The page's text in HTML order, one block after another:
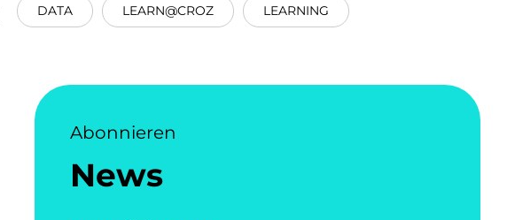
DATA LEARN@CROZ LEARNING
Abonnieren
News